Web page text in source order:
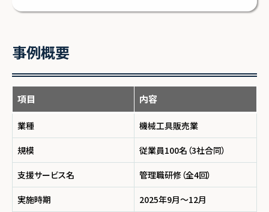
事例概要
項目 内容
業種 機械工具販売業
規模 従業員100名（3社合同）
支援サービス名 管理職研修（全4回）
実施時期 2025年9月～12月